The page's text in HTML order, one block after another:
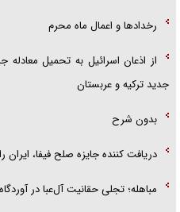
رخداد‌ها و اعمال ماه محرم
از اذعان اسرائیل به تحمیل معادله
جدید ترکیه و عربستان
بدون شرح
دریافت کننده جایزه صلح فیفا، ایران
مباهله؛ تجلی حقانیت آل‌عبا در